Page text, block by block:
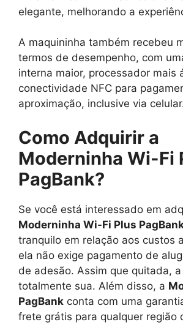
elegante, melhorando a
A maquininha também recebeu
termos de desempenho, com
interna maior, processador mais
conectividade NFC para
aproximação, inclusive via
Como Adquirir a
Moderninha Wi-Fi
PagBank?
Se você está interessado em
Moderninha Wi-Fi Plus
tranquilo em relação aos custos
ela não exige pagamento de
de adesão. Assim que quitada,
totalmente sua. Além disso, a
PagBank conta com uma
frete grátis para qualquer região